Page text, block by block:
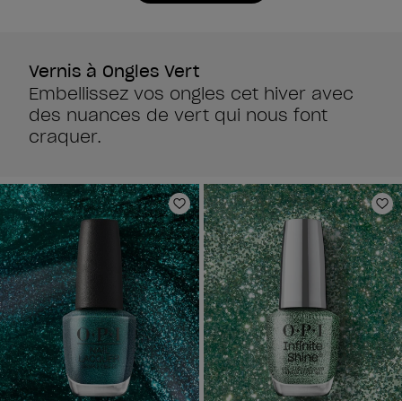
Vernis à Ongles Vert
Embellissez vos ongles cet hiver avec
des nuances de vert qui nous font
craquer.
Ajouter aux favoris